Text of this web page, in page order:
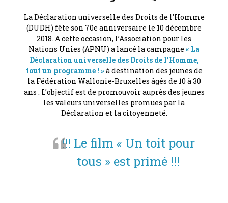
La Déclaration universelle des Droits de l’Homme
(DUDH) fête son 70e anniversaire le 10 décembre
2018. A cette occasion, l’Association pour les
Nations Unies (APNU) a lancé la campagne « La
Déclaration universelle des Droits de l’Homme,
tout un programme ! »à destination des jeunes de
la Fédération Wallonie-Bruxelles âgés de 10 à 30
ans . L’objectif est de promouvoir auprès des jeunes
les valeurs universelles promues par la
Déclaration et la citoyenneté.
!!! Le film « Un toit pour
tous » est primé !!!